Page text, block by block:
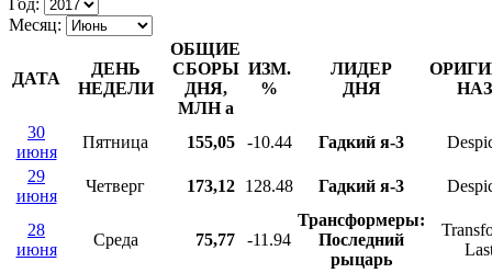
Год:
Месяц:
ДАТА
ДЕНЬ
НЕДЕЛИ
ОБЩИЕ
СБОРЫ
ДНЯ,
МЛНa
ИЗМ.
%
ЛИДЕР
ДНЯ
30
июня
Пятница 155,05 -10.44 Гадкий я-3
29
июня
Четверг 173,12 128.48 Гадкий я-3
28
июня
Среда 75,77 -11.94
Трансформеры:
Последний
рыцарь